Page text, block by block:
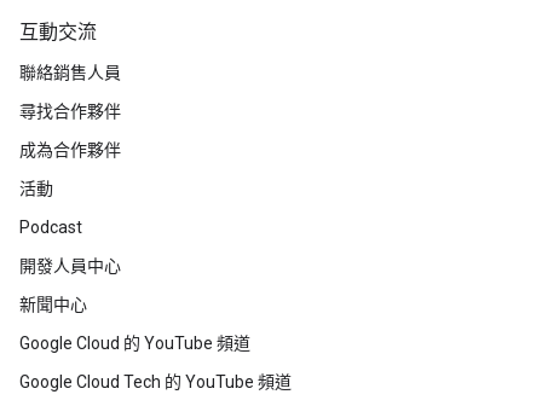
互動交流
聯絡銷售人員
尋找合作夥伴
成為合作夥伴
活動
Podcast
開發人員中心
新聞中心
Google Cloud 的 YouTube 頻道
Google Cloud Tech 的 YouTube 頻道